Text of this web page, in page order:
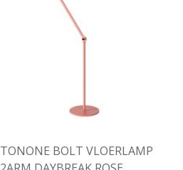
TONONE BOLT VLOERLAMP